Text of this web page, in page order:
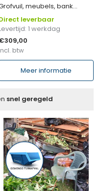
meubels, bank...
leverbaar
1 werkdag
btw
Meer informatie
snel geregeld